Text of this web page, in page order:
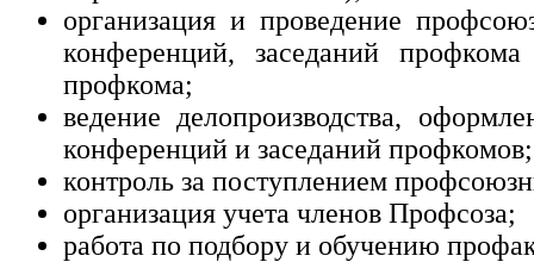
организация и проведение
конференций, заседаний
профкома;
ведение делопроизводства,
конференций и заседаний профкомов;
контроль за поступлением
организация учета членов Профсоза;
работа по подбору и обучению